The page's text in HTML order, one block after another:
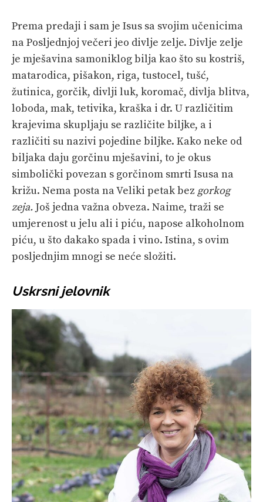
Prema predaji i sam je Isus sa svojim učenicima
na Posljednjoj večeri jeo divlje zelje. Divlje zelje
je mješavina samoniklog bilja kao što su kostriš,
matarodica, pišakon, riga, tustocel, tušć,
žutinica, gorčik, divlji luk, koromač, divlja blitva,
loboda, mak, tetivika, kraška i dr. U različitim
krajevima skupljaju se različite biljke, a i
različiti su nazivi pojedine biljke. Kako neke od
biljaka daju gorčinu mješavini, to je okus
simbolički povezan s gorčinom smrti Isusa na
križu. Nema posta na Veliki petak bez gorkog
zeja. Još jedna važna obveza. Naime, traži se
umjerenost u jelu ali i piću, napose alkoholnom
piću, u što dakako spada i vino. Istina, s ovim
posljednjim mnogi se neće složiti.
Uskrsni jelovnik